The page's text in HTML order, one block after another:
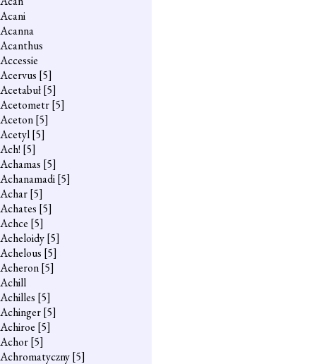
Acani
Acanna
Acanthus
Accessie
Acervus [5]
Acetabuł[5]
Acetometr[5]
Aceton[5]
Acetyl[5]
Ach! [5]
Achamas [5]
Achanamadi[5]
Achar[5]
Achates [5]
Achce [5]
Acheloidy[5]
Achelous [5]
Acheron[5]
Achill
Achilles [5]
Achinger[5]
Achiroe [5]
Achor[5]
Achromatyczny[5]